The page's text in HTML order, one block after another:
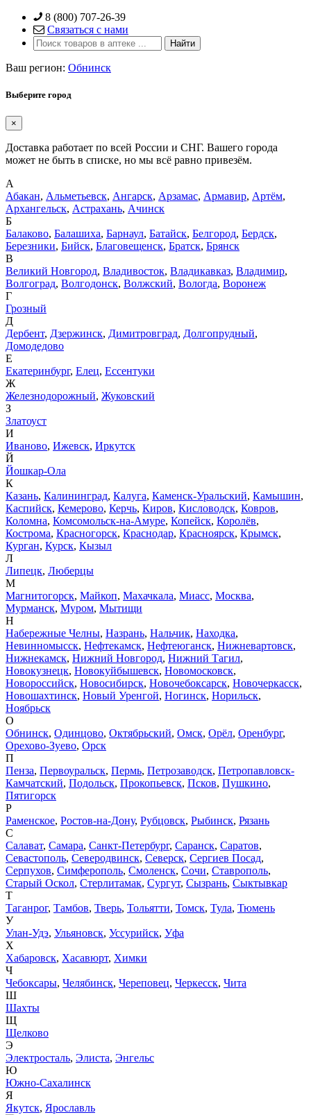
Skip
content
8 (800) 707-26-39
Связаться с нами
Ваш регион: Обнинск
Выберите город
×
Доставка работает по всей России и СНГ. Вашего города
может не быть в списке, но мы всё равно привезём.
А
Абакан, Альметьевск, Ангарск, Арзамас, Армавир, Артём,
Архангельск, Астрахань, Ачинск
Б
Балаково, Балашиха, Барнаул, Батайск, Белгород, Бердск,
Березники, Бийск, Благовещенск, Братск, Брянск
В
Великий Новгород, Владивосток, Владикавказ, Владимир,
Волгоград, Волгодонск, Волжский, Вологда, Воронеж
Г
Грозный
Д
Дербент, Дзержинск, Димитровград, Долгопрудный,
Домодедово
Е
Екатеринбург, Елец, Ессентуки
Ж
Железнодорожный, Жуковский
З
Златоуст
И
Иваново, Ижевск, Иркутск
Й
Йошкар-Ола
К
Казань, Калининград, Калуга, Каменск-Уральский, Камышин,
Каспийск, Кемерово, Керчь, Киров, Кисловодск, Ковров,
Коломна, Комсомольск-на-Амуре, Копейск, Королёв,
Кострома, Красногорск, Краснодар, Красноярск, Крымск,
Курган, Курск, Кызыл
Л
Липецк, Люберцы
М
Магнитогорск, Майкоп, Махачкала, Миасс, Москва,
Мурманск, Муром, Мытищи
Н
Набережные Челны, Назрань, Нальчик, Находка,
Невинномысск, Нефтекамск, Нефтеюганск, Нижневартовск,
Нижнекамск, Нижний Новгород, Нижний Тагил,
Новокузнецк, Новокуйбышевск, Новомосковск,
Новороссийск, Новосибирск, Новочебоксарск, Новочеркасск,
Новошахтинск, Новый Уренгой, Ногинск, Норильск,
Ноябрьск
О
Обнинск, Одинцово, Октябрьский, Омск, Орёл, Оренбург,
Орехово-Зуево, Орск
П
Пенза, Первоуральск, Пермь, Петрозаводск, Петропавловск-
Камчатский, Подольск, Прокопьевск, Псков, Пушкино,
Пятигорск
Р
Раменское, Ростов-на-Дону, Рубцовск, Рыбинск, Рязань
С
Салават, Самара, Санкт-Петербург, Саранск, Саратов,
Севастополь, Северодвинск, Северск, Сергиев Посад,
Серпухов, Симферополь, Смоленск, Сочи, Ставрополь,
Старый Оскол, Стерлитамак, Сургут, Сызрань, Сыктывкар
Т
Таганрог, Тамбов, Тверь, Тольятти, Томск, Тула, Тюмень
У
Улан-Удэ, Ульяновск, Уссурийск, Уфа
Х
Хабаровск, Хасавюрт, Химки
Ч
Чебоксары, Челябинск, Череповец, Черкесск, Чита
Ш
Шахты
Щ
Щелково
Э
Электросталь, Элиста, Энгельс
Ю
Южно-Сахалинск
Я
Якутск, Ярославль